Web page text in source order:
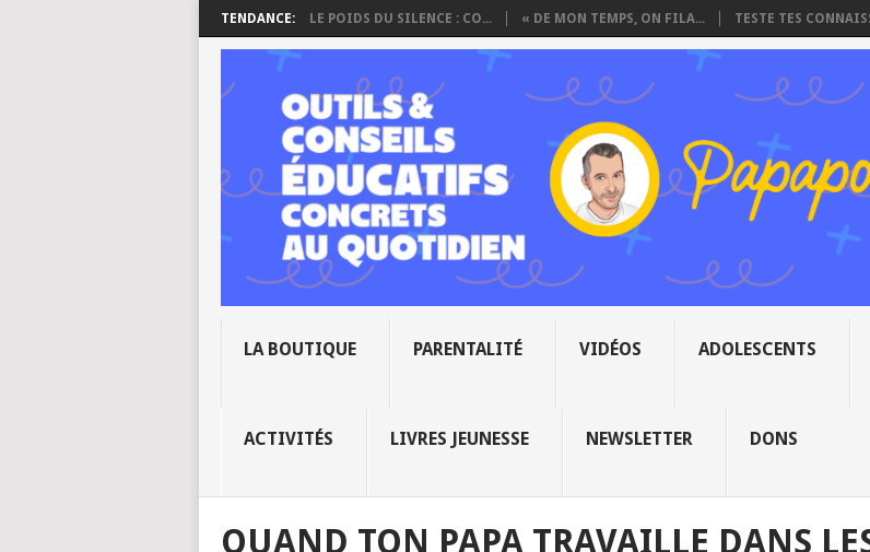
TENDANCE: LE POIDS DU SILENCE : CO... « DE MON TEMPS, ON FILA... TESTE TES
LA BOUTIQUE PARENTALITÉ VIDÉOS ADOLESCENTS
ACTIVITÉS LIVRES JEUNESSE NEWSLETTER DONS
QUAND TON PAPA TRAVAILLE DANS